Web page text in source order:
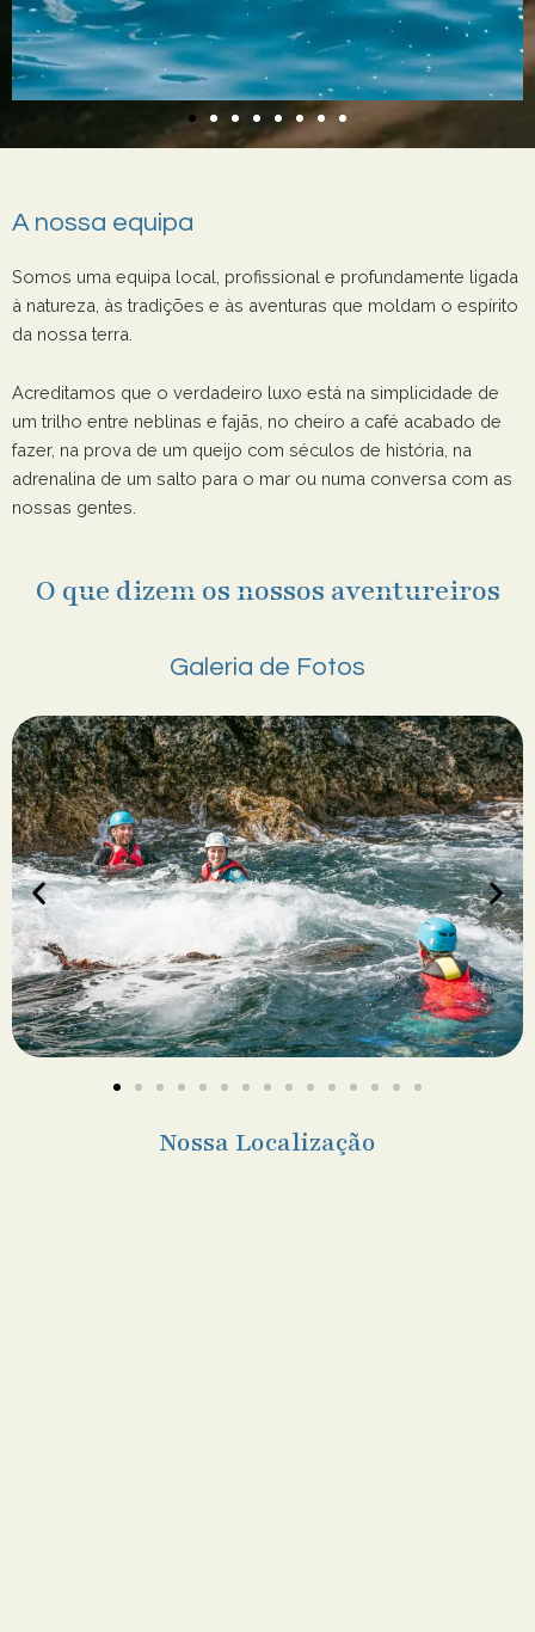
A nossa equipa
Somos uma equipa local, profissional e profundamente ligada
à natureza, às tradições e às aventuras que moldam o espírito
da nossa terra.
Acreditamos que o verdadeiro luxo está na simplicidade de
um trilho entre neblinas e fajãs, no cheiro a café acabado de
fazer, na prova de um queijo com séculos de história, na
adrenalina de um salto para o mar ou numa conversa com as
nossas gentes.
O que dizem os nossos aventureiros
Galeria de Fotos
Nossa Localização